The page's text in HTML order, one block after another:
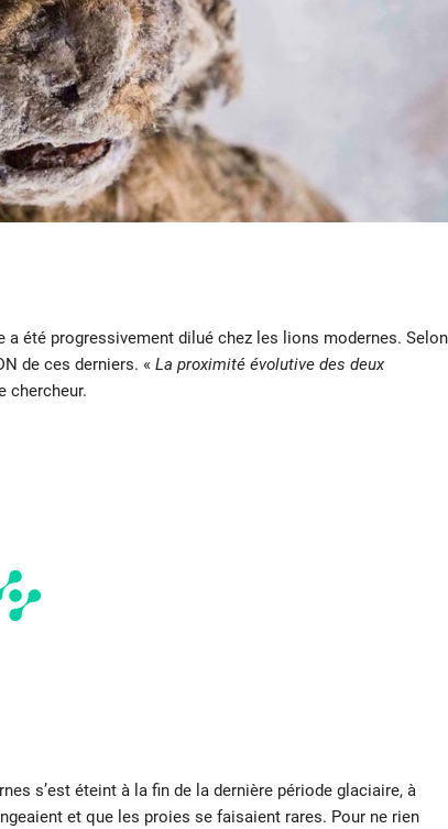
été progressivement dilué chez les lions modernes. Selon
de ces derniers. « La proximité évolutive des deux
chercheur.
s’est éteint à la fin de la dernière période glaciaire, à
et que les proies se faisaient rares. Pour ne rien